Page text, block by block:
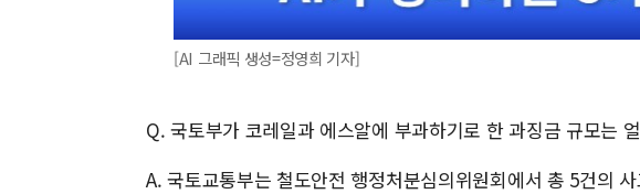
[AI 그래픽 생성=정영희 기자]
Q. 국토부가 코레일과 에스알에 부과하기로 한 과징금 규모는
A. 국토교통부는 철도안전 행정처분심의위원회에서 총 5건의